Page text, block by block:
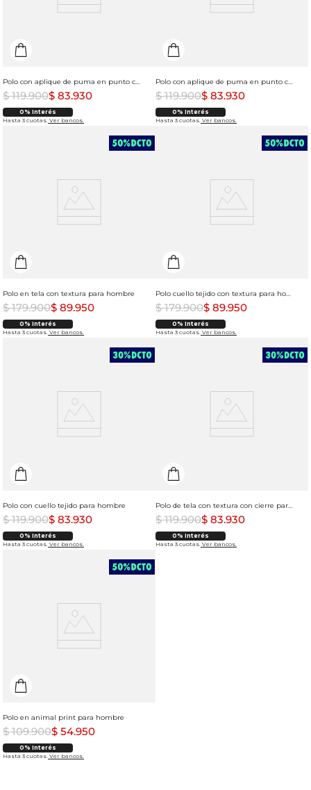
Polo con aplique de puma en punto corazón para hombre
$ 119.900$ 83.930
0% Interés
Hasta 3 cuotas. Ver bancos.
Polo con aplique de puma en punto corazón para hombre
$ 119.900$ 83.930
0% Interés
Hasta 3 cuotas. Ver bancos.
Polo en tela con textura para hombre
$ 179.900$ 89.950
0% Interés
Hasta 3 cuotas. Ver bancos.
Polo cuello tejido con textura para hombre
$ 179.900$ 89.950
0% Interés
Hasta 3 cuotas. Ver bancos.
Polo con cuello tejido para hombre
$ 119.900$ 83.930
0% Interés
Hasta 3 cuotas. Ver bancos.
Polo de tela con textura con cierre para hombre
$ 119.900$ 83.930
0% Interés
Hasta 3 cuotas. Ver bancos.
Polo en animal print para hombre
$ 109.900$ 54.950
0% Interés
Hasta 3 cuotas. Ver bancos.